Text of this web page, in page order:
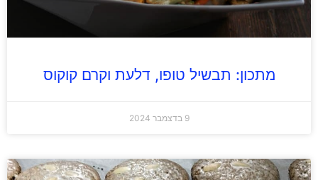
מתכון: תבשיל טופו, דלעת וקרם קוקוס
9 בדצמבר 2024